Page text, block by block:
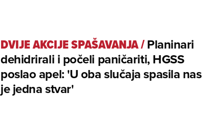
DVIJE AKCIJE SPAŠAVANJA/Planinari
dehidrirali i počeli paničariti, HGSS
poslao apel: 'U oba slučaja spasila nas
je jedna stvar'